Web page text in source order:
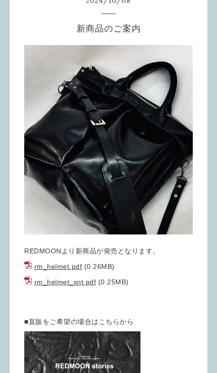
新商品のご案内
REDMOONより新商品が発売となります。
rm_helmet.pdf (0.26MB)
rm_helmet_snt.pdf (0.25MB)
■直販をご希望の場合はこちらから